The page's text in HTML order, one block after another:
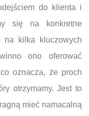
do klienta i
się na konkretne
na kilka kluczowych
ono oferować
oznacza, że proch
otrzymamy. Jest to
mieć namacalną